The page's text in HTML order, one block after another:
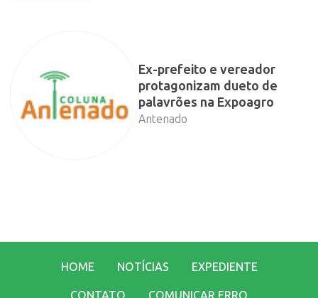
Ex-prefeito e vereador
protagonizam dueto de
palavrões na Expoagro
Antenado
HOME NOTÍCIAS EXPEDIENTE